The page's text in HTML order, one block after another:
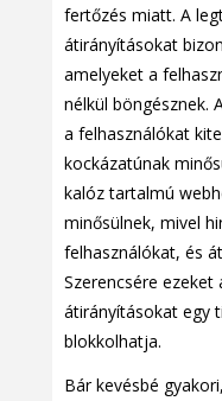
fertőzés miatt. A
átirányításokat
amelyeket a
nélkül böngésznek.
a felhasználókat
kockázatúnak
kalóz tartalmú
minősülnek, mivel
felhasználókat, és
Szerencsére ezeket
átirányításokat egy
blokkolhatja.
Bár kevésbé